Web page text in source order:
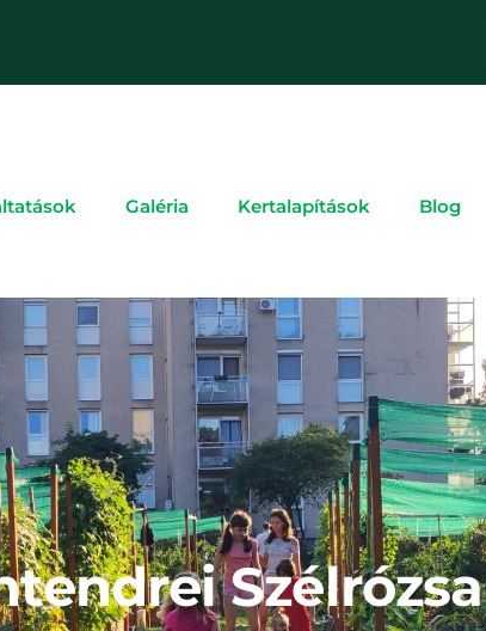
Galéria Kertalapítások Blog